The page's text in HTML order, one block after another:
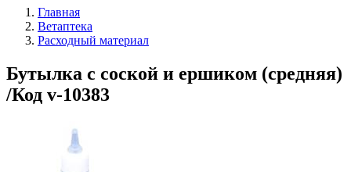
Главная
Ветаптека
Расходный материал
Бутылка с соской и ершиком (средняя)
/Код v-10383